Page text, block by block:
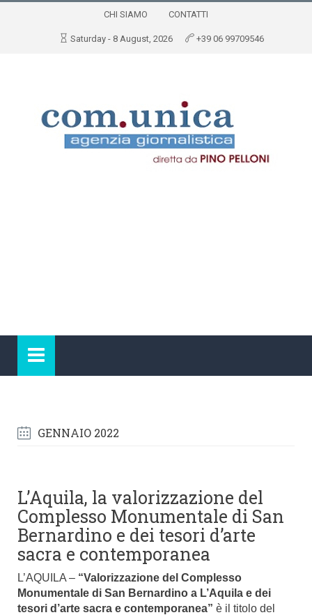
CHI SIAMO CONTATTI
Saturday - 8 August, 2026 +39 06 99709546
GENNAIO 2022
L’Aquila, la valorizzazione del
Complesso Monumentale di San
Bernardino e dei tesori d’arte
sacra e contemporanea
L’AQUILA – “Valorizzazione del Complesso
Monumentale di San Bernardino a L’Aquila e dei
tesori d’arte sacra e contemporanea” è il titolo del